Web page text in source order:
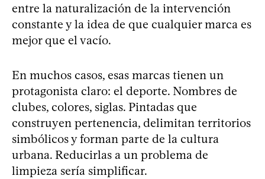
entre la naturalización de la intervención
constante y la idea de que cualquier marca es
mejor que el vacío.
En muchos casos, esas marcas tienen un
protagonista claro: el deporte. Nombres de
clubes, colores, siglas. Pintadas que
construyen pertenencia, delimitan territorios
simbólicos y forman parte de la cultura
urbana. Reducirlas a un problema de
limpieza sería simplificar.